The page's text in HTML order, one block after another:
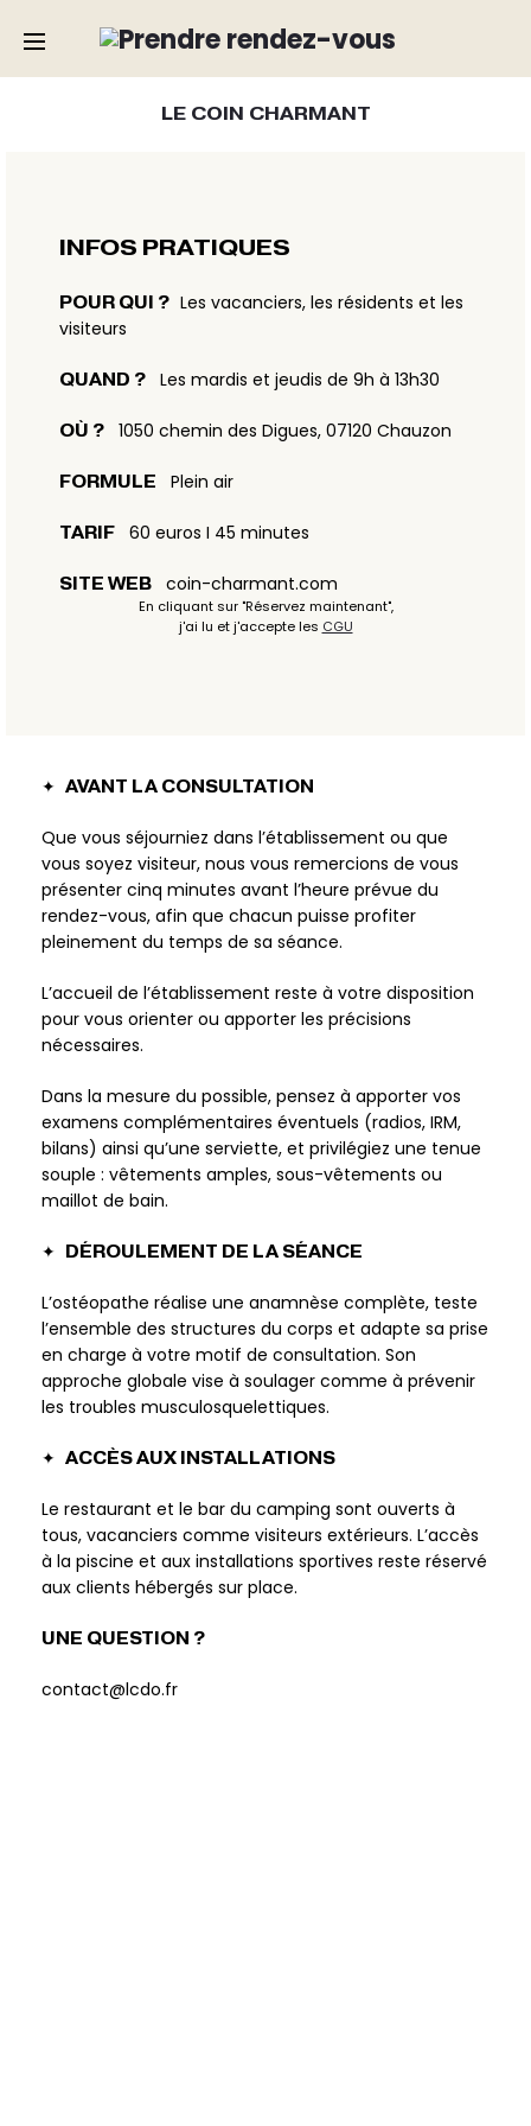
LE COIN CHARMANT
INFOS PRATIQUES
POUR QUI ? Les vacanciers, les résidents et les
visiteurs
QUAND ? Les mardis et jeudis de 9h à 13h30
OÙ ? 1050 chemin des Digues, 07120 Chauzon
FORMULE Plein air
TARIF 60 euros I 45 minutes
SITE WEB coin-charmant.com
En cliquant sur "Réservez maintenant",
j'ai lu et j'accepte les CGU
✦ AVANT LA CONSULTATION
Que vous séjourniez dans l’établissement ou que
vous soyez visiteur, nous vous remercions de vous
présenter cinq minutes avant l’heure prévue du
rendez-vous, afin que chacun puisse profiter
pleinement du temps de sa séance.
L’accueil de l’établissement reste à votre disposition
pour vous orienter ou apporter les précisions
nécessaires.
Dans la mesure du possible, pensez à apporter vos
examens complémentaires éventuels (radios, IRM,
bilans) ainsi qu’une serviette, et privilégiez une tenue
souple : vêtements amples, sous-vêtements ou
maillot de bain.
✦ DÉROULEMENT DE LA SÉANCE
L’ostéopathe réalise une anamnèse complète, teste
l’ensemble des structures du corps et adapte sa prise
en charge à votre motif de consultation. Son
approche globale vise à soulager comme à prévenir
les troubles musculosquelettiques.
✦ ACCÈS AUX INSTALLATIONS
Le restaurant et le bar du camping sont ouverts à
tous, vacanciers comme visiteurs extérieurs. L’accès
à la piscine et aux installations sportives reste réservé
aux clients hébergés sur place.
UNE QUESTION ?
contact@lcdo.fr